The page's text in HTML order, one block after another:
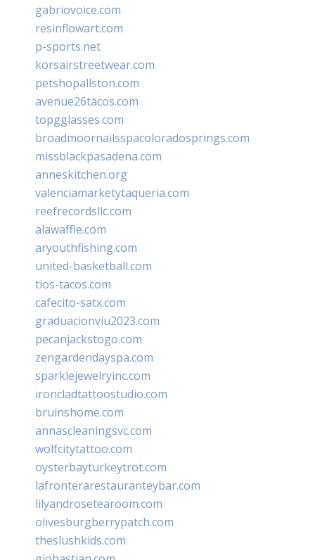
gabriovoice.com
resinflowart.com
p-sports.net
korsairstreetwear.com
petshopallston.com
avenue26tacos.com
topgglasses.com
broadmoornailsspacoloradosprings.com
missblackpasadena.com
anneskitchen.org
valenciamarketytaqueria.com
reefrecordsllc.com
alawaffle.com
aryouthfishing.com
united-basketball.com
tios-tacos.com
cafecito-satx.com
graduacionviu2023.com
pecanjackstogo.com
zengardendayspa.com
sparklejewelryinc.com
ironcladtattoostudio.com
bruinshome.com
annascleaningsvc.com
wolfcitytattoo.com
oysterbayturkeytrot.com
lafronterarestauranteybar.com
lilyandrosetearoom.com
olivesburgberrypatch.com
theslushkids.com